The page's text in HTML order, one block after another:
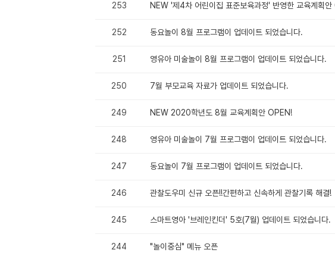
253 NEW '제4차 어린이집 표준보육과정' 반영한 교육계획
252 동요놀이 8월 프로그램이 업데이트 되었습니다.
251 영유아 미술놀이 8월 프로그램이 업데이트 되었습니다.
250 7월 부모교육 자료가 업데이트 되었습니다.
249 NEW 2020학년도 8월 교육계획안 OPEN!
248 영유아 미술놀이 7월 프로그램이 업데이트 되었습니다.
247 동요놀이 7월 프로그램이 업데이트 되었습니다.
246 관찰도우미 신규 오픈!!간편하고 신속하게 관찰기록 해결!
245 스마트영아 '브레인킨더' 5호(7월) 업데이트 되었습니다.
244 "놀이중심" 메뉴 오픈